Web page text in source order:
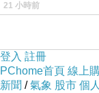
之谷」裡——
21 小時前
登入 註冊
PChome首頁 線上
新聞 /氣象 股市 個